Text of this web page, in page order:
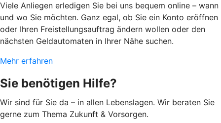
Viele Anliegen erledigen Sie bei uns bequem online – wann
und wo Sie möchten. Ganz egal, ob Sie ein Konto eröffnen
oder Ihren Freistellungsauftrag ändern wollen oder den
nächsten Geldautomaten in Ihrer Nähe suchen.
Mehr erfahren
Sie benötigen Hilfe?
Wir sind für Sie da – in allen Lebenslagen. Wir beraten Sie
gerne zum Thema Zukunft & Vorsorgen.